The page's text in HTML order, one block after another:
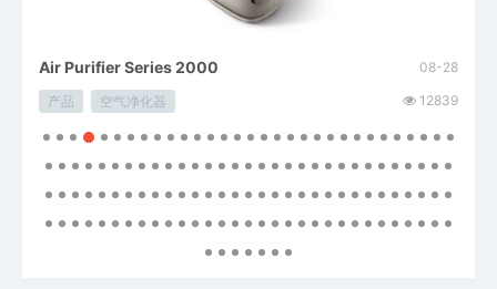
Air Purifier Series 2000 08-28
产品 空气净化器 12839